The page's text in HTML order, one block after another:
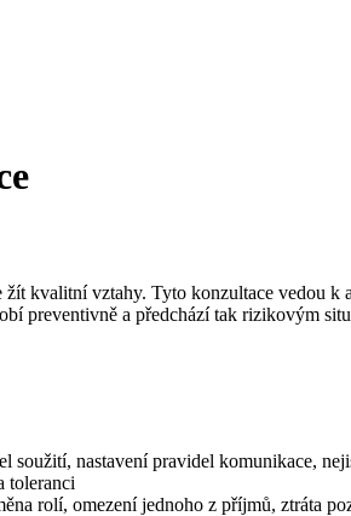
kvalitní vztahy. Tyto konzultace vedou
a předchází tak rizikovým
nastavení pravidel komunikace,
toleranci
rolí, omezení jednoho z příjmů, ztráta